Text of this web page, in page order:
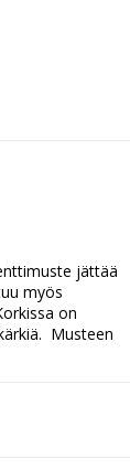
jättää
myös
on
Musteen